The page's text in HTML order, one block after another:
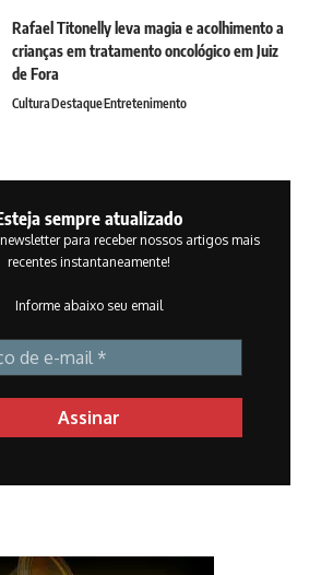
Rafael Titonelly leva magia e acolhimento a
crianças em tratamento oncológico em Juiz
de Fora
CulturaDestaqueEntretenimento
sempre atualizado
para receber nossos artigos mais
recentes instantaneamente!
Informe abaixo seu email